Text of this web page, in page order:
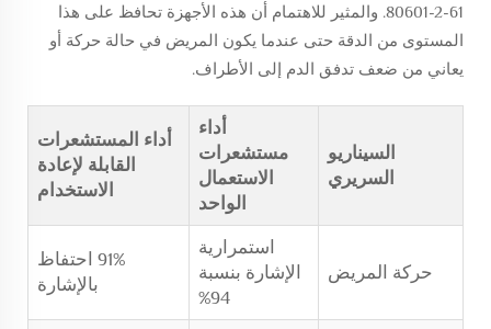
80601-2-61. والمثير للاهتمام أن هذه الأجهزة تحافظ على هذا
المستوى من الدقة حتى عندما يكون المريض في حالة حركة أو
يعاني من ضعف تدفق الدم إلى الأطراف.
السيناريو
السريري
أداء
مستشعرات
الاستعمال
الواحد
أداء المستشعرات
القابلة لإعادة
الاستخدام
حركة المريض
استمرارية
الإشارة بنسبة
94%
91% احتفاظ
بالإشارة